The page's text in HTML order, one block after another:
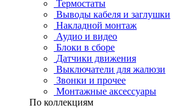
Термостаты
Выводы кабеля и заглушки
Накладной монтаж
Аудио и видео
Блоки в сборе
Датчики движения
Выключатели для жалюзи
Звонки и прочее
Монтажные аксессуары
По коллекциям